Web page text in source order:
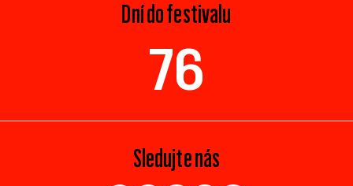
Dní do festivalu
76
Sledujte nás